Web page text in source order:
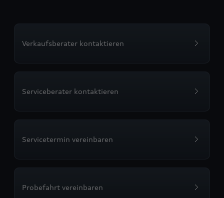
Verkaufsberater kontaktieren
Serviceberater kontaktieren
Servicetermin vereinbaren
Probefahrt vereinbaren